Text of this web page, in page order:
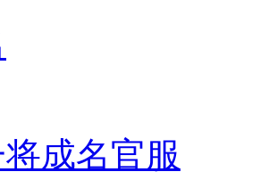
成名官服